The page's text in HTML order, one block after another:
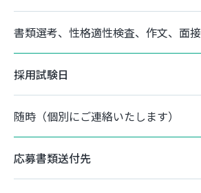
書類選考、性格適性検査、作文、面接
採用試験日
随時（個別にご連絡いたします）
応募書類送付先